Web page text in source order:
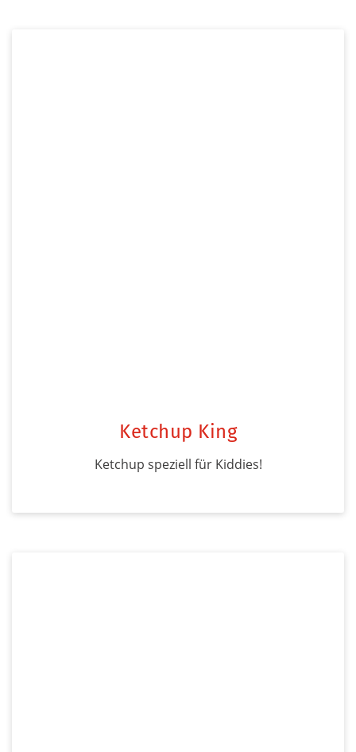
Ketchup King
Ketchup speziell für Kiddies!